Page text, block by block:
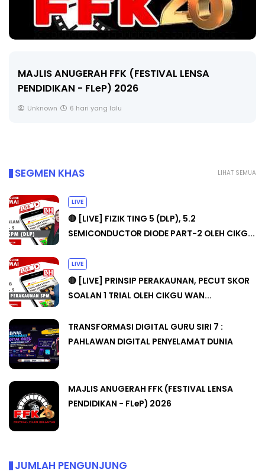
🔴 [LIVE] MATEMATIK SR, WANG
CIKGU ANITA #ALLINONE #141 #...
LIHAT SEMUA
SEGMEN KHAS
LIVE
🔴 [LIVE] FIZIK TING 5 (DLP), 5.2
SEMICONDUCTOR DIODE PART-2 OLEH CIKG...
LIVE
🔴 [LIVE] PRINSIP PERAKAUNAN, PECUT SKOR
SOALAN 1 TRIAL OLEH CIKGU WAN...
TRANSFORMASI DIGITAL GURU SIRI 7 :
PAHLAWAN DIGITAL PENYELAMAT DUNIA
MAJLIS ANUGERAH FFK (FESTIVAL LENSA
PENDIDIKAN - FLeP) 2026
JUMLAH PENGUNJUNG